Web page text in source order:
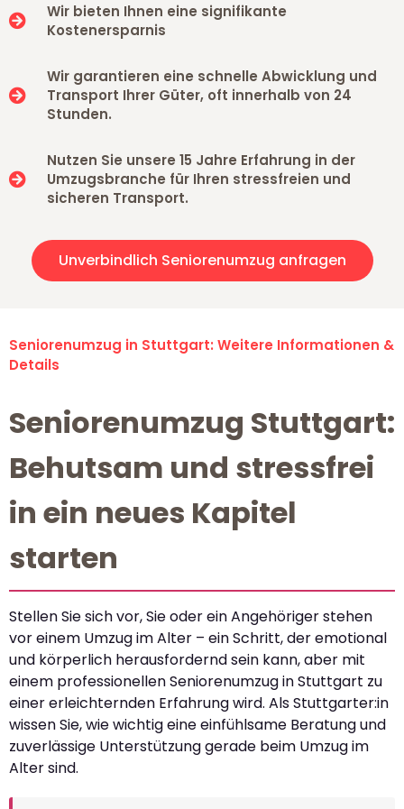
Wir bieten Ihnen eine signifikante
Kostenersparnis
Wir garantieren eine schnelle Abwicklung und
Transport Ihrer Güter, oft innerhalb von 24
Stunden.
Nutzen Sie unsere 15 Jahre Erfahrung in der
Umzugsbranche für Ihren stressfreien und
sicheren Transport.
Unverbindlich Seniorenumzug anfragen
Seniorenumzug in Stuttgart: Weitere Informationen &
Details
Seniorenumzug Stuttgart:
Behutsam und stressfrei
in ein neues Kapitel
starten
Stellen Sie sich vor, Sie oder ein Angehöriger stehen
vor einem Umzug im Alter – ein Schritt, der emotional
und körperlich herausfordernd sein kann, aber mit
einem professionellen Seniorenumzug in Stuttgart zu
einer erleichternden Erfahrung wird. Als Stuttgarter:in
wissen Sie, wie wichtig eine einfühlsame Beratung und
zuverlässige Unterstützung gerade beim Umzug im
Alter sind.